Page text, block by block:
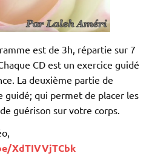
est de 3h, répartie sur 7
CD est un exercice guidé
La deuxième partie de
guidé; qui permet de placer les
guérison sur votre corps.
XdTIVVjTCbk